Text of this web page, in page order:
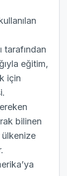
tarafından
eğitim,
için
bilinen